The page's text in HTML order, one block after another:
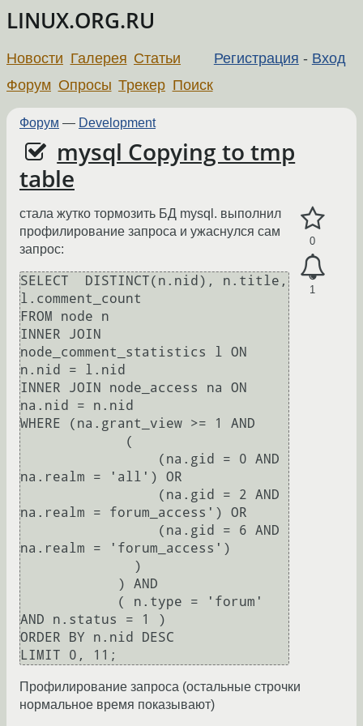
LINUX.ORG.RU
Регистрация - Вход
Новости Галерея Статьи
Форум Опросы Трекер Поиск
Форум — Development
mysql Copying to tmp
table
0
1
стала жутко тормозить БД mysql. выполнил
профилирование запроса и ужаснулся сам
запрос:
SELECT  DISTINCT(n.nid), n.title,
l.comment_count
FROM node n
INNER JOIN
node_comment_statistics l ON
n.nid = l.nid
INNER JOIN node_access na ON
na.nid = n.nid
WHERE (na.grant_view >= 1 AND
na.realm = 'all') OR
na.realm = forum_access') OR
na.realm = 'forum_access')
AND n.status = 1 )
ORDER BY n.nid DESC
Профилирование запроса (остальные строчки
нормальное время показывают)